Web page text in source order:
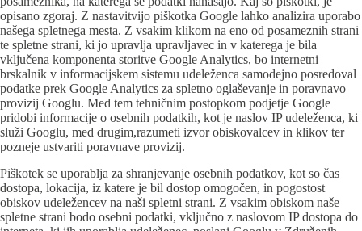
opisano zgoraj. Z nastavitvijo piškotka Google lahko analizira uporabo
našega spletnega mesta. Z vsakim klikom na eno od posameznih strani
te spletne strani, ki jo upravlja upravljavec in v katerega je bila
vključena komponenta storitve Google Analytics, bo internetni
brskalnik v informacijskem sistemu udeleženca samodejno posredoval
podatke prek Google Analytics za spletno oglaševanje in poravnavo
provizij Googlu. Med tem tehničnim postopkom podjetje Google
pridobi informacije o osebnih podatkih, kot je naslov IP udeleženca, ki
služi Googlu, med drugim,razumeti izvor obiskovalcev in klikov ter
pozneje ustvariti poravnave provizij.
Piškotek se uporablja za shranjevanje osebnih podatkov, kot so čas
dostopa, lokacija, iz katere je bil dostop omogočen, in pogostost
obiskov udeležencev na naši spletni strani. Z vsakim obiskom naše
spletne strani bodo osebni podatki, vključno z naslovom IP dostopa do